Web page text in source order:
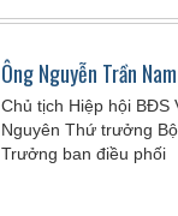
Ông Nguyễn Trần Nam
Chủ tịch Hiệp hội BĐS
Nguyên Thứ trưởng
Trưởng ban điều phối